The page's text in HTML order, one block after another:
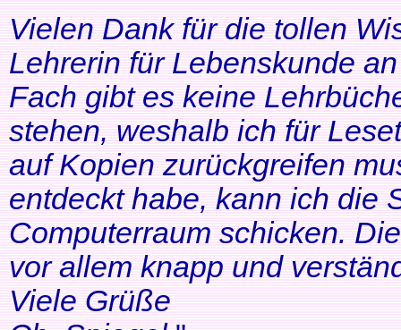
Vielen Dank für die tollen
Lehrerin für Lebenskunde
Fach gibt es keine
stehen, weshalb ich für
auf Kopien zurückgreifen
entdeckt habe, kann ich die
Computerraum schicken.
vor allem knapp und
Viele Grüße